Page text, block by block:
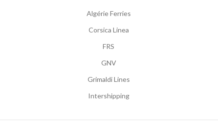
Algérie Ferries
Corsica Linea
FRS
GNV
Grimaldi Lines
Intershipping